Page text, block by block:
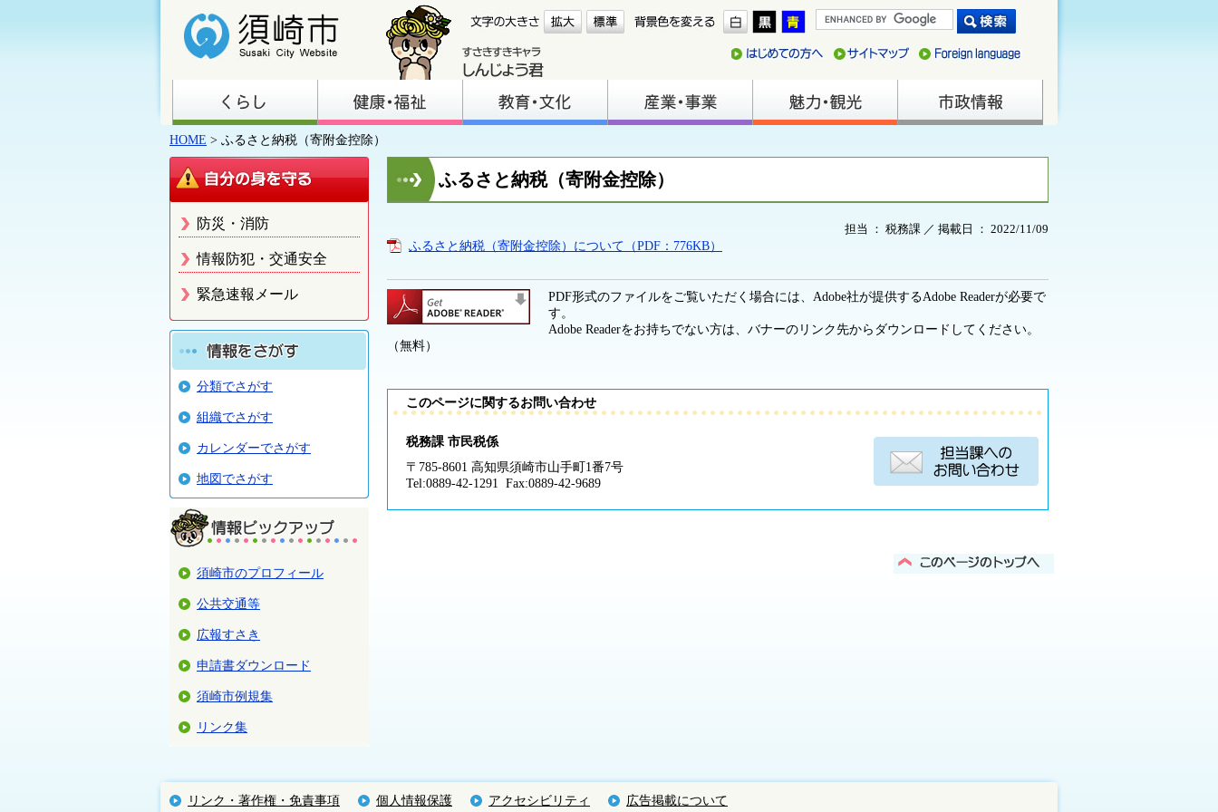
HOME > ふるさと納税（寄附金控除）
防災・消防
情報防犯・交通安全
緊急速報メール
分類でさがす
組織でさがす
カレンダーでさがす
地図でさがす
須崎市のプロフィール
公共交通等
広報すさき
申請書ダウンロード
須崎市例規集
リンク集
ふるさと納税（寄附金控除）
担当 ： 税務課 ／ 掲載日 ： 2022/11/09
ふるさと納税（寄附金控除）について（PDF：776KB）
PDF形式のファイルをご覧いただく場合には、Adobe社が提供するAdobe Readerが必要で
す。
Adobe Readerをお持ちでない方は、バナーのリンク先からダウンロードしてください。
（無料）
このページに関するお問い合わせ
税務課 市民税係
〒785-8601 高知県須崎市山手町1番7号
Tel:0889-42-1291 Fax:0889-42-9689
リンク・著作権・免責事項 個人情報保護 アクセシビリティ 広告掲載について